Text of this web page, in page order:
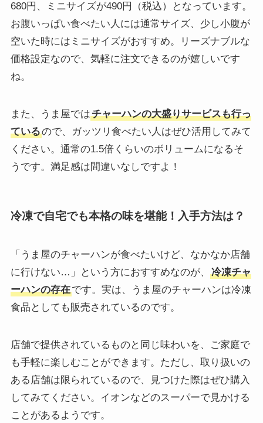
680円、ミニサイズが490円（税込）となっています。
お腹いっぱい食べたい人には通常サイズ、少し小腹が
空いた時にはミニサイズがおすすめ。リーズナブルな
価格設定なので、気軽に注文できるのが嬉しいです
ね。
また、うま屋ではチャーハンの大盛りサービスも行っ
ているので、ガッツリ食べたい人はぜひ活用してみて
ください。通常の1.5倍くらいのボリュームになるそ
うです。満足感は間違いなしですよ！
冷凍で自宅でも本格の味を堪能！入手方法は？
「うま屋のチャーハンが食べたいけど、なかなか店舗
に行けない…」という方におすすめなのが、
冷凍チャ
ーハンの存在です。実は、うま屋のチャーハンは冷凍
食品としても販売されているのです。
店舗で提供されているものと同じ味わいを、ご家庭で
も手軽に楽しむことができます。ただし、取り扱いの
ある店舗は限られているので、見つけた際はぜひ購入
してみてください。イオンなどのスーパーで見かける
ことがあるようです。